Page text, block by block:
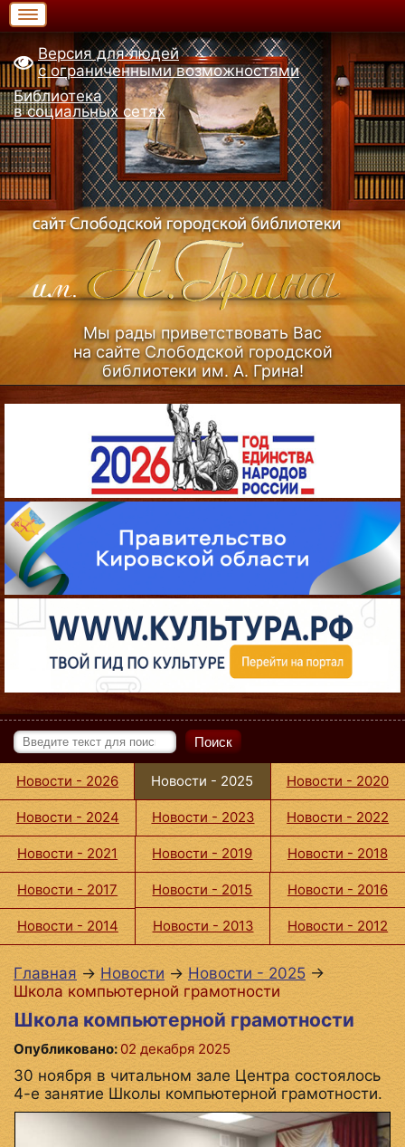
Версия для людей
с ограниченными возможностями
Библиотека
в социальных сетях
Мы рады приветствовать Вас
на сайте Слободской городской
библиотеки им. А. Грина!
Узнать больше (Из истории библиотеки)...
Поиск
Новости - 2026 Новости - 2025 Новости - 2020
Новости - 2024 Новости - 2023 Новости - 2022
Новости - 2021 Новости - 2019 Новости - 2018
Новости - 2017 Новости - 2015 Новости - 2016
Новости - 2014 Новости - 2013 Новости - 2012
Главная → Новости → Новости - 2025 →
Школа компьютерной грамотности
Школа компьютерной грамотности
Опубликовано:02 декабря 2025
30 ноября в читальном зале Центра состоялось
4-е занятие Школы компьютерной грамотности.